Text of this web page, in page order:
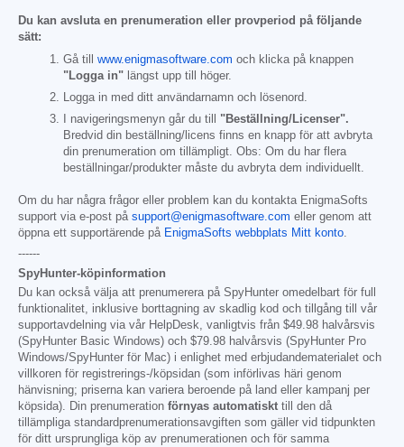
Du kan avsluta en prenumeration eller provperiod på följande
sätt:
Gå till www.enigmasoftware.com och klicka på knappen
"Logga in" längst upp till höger.
Logga in med ditt användarnamn och lösenord.
I navigeringsmenyn går du till "Beställning/Licenser".
Bredvid din beställning/licens finns en knapp för att avbryta
din prenumeration om tillämpligt. Obs: Om du har flera
beställningar/produkter måste du avbryta dem individuellt.
Om du har några frågor eller problem kan du kontakta EnigmaSofts
support via e-post på support@enigmasoftware.com eller genom att
öppna ett supportärende på EnigmaSofts webbplats Mitt konto.
------
SpyHunter-köpinformation
Du kan också välja att prenumerera på SpyHunter omedelbart för full
funktionalitet, inklusive borttagning av skadlig kod och tillgång till vår
supportavdelning via vår HelpDesk, vanligtvis från $49.98 halvårsvis
(SpyHunter Basic Windows) och $79.98 halvårsvis (SpyHunter Pro
Windows/SpyHunter för Mac) i enlighet med erbjudandematerialet och
villkoren för registrerings-/köpsidan (som införlivas häri genom
hänvisning; priserna kan variera beroende på land eller kampanj per
köpsida). Din prenumeration förnyas automatiskt till den då
tillämpliga standardprenumerationsavgiften som gäller vid tidpunkten
för ditt ursprungliga köp av prenumerationen och för samma